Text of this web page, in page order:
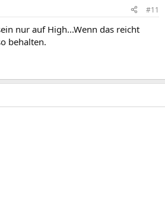
#11
nur auf High...Wenn das reicht
behalten.